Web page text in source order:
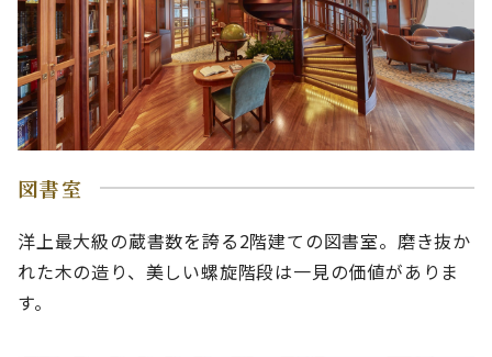
図書室
洋上最大級の蔵書数を誇る2階建ての図書室。磨き抜か
れた木の造り、美しい螺旋階段は一見の価値がありま
す。